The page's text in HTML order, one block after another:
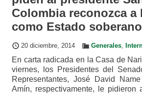
Colombia reconozca a
como Estado soberano
20 diciembre, 2014 Generales,
En carta radicada en la Casa de
viernes, los Presidentes del
Representantes, José David
Amín, respectivamente, le pidieron